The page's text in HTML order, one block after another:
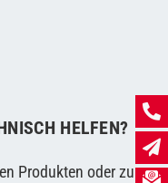
HELFEN?
Produkten oder zu